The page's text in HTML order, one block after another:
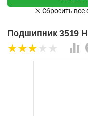
Подшипник 3519 H